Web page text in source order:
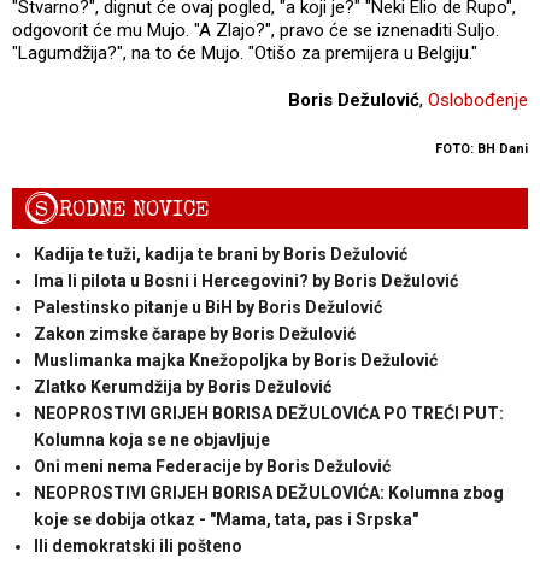
"Stvarno?", dignut će ovaj pogled, "a koji je?" "Neki Elio de Rupo",
odgovorit će mu Mujo. "A Zlajo?", pravo će se iznenaditi Suljo.
"Lagumdžija?", na to će Mujo. "Otišo za premijera u Belgiju."
Boris Dežulović, Oslobođenje
FOTO: BH Dani
SRODNE NOVICE
Kadija te tuži, kadija te brani by Boris Dežulović
Ima li pilota u Bosni i Hercegovini? by Boris Dežulović
Palestinsko pitanje u BiH by Boris Dežulović
Zakon zimske čarape by Boris Dežulović
Muslimanka majka Knežopoljka by Boris Dežulović
Zlatko Kerumdžija by Boris Dežulović
NEOPROSTIVI GRIJEH BORISA DEŽULOVIĆA PO TREĆI PUT:
Kolumna koja se ne objavljuje
Oni meni nema Federacije by Boris Dežulović
NEOPROSTIVI GRIJEH BORISA DEŽULOVIĆA: Kolumna zbog
koje se dobija otkaz - "Mama, tata, pas i Srpska"
Ili demokratski ili pošteno